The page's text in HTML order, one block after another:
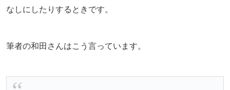
なしにしたりするときです。
筆者の和田さんはこう言っています。